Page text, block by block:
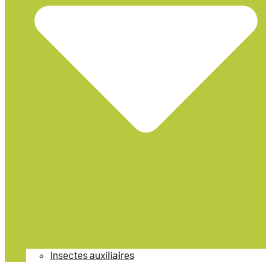
Insectes auxiliaires